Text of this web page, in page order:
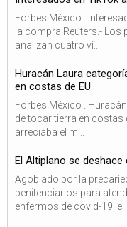
Forbes México .
la compra Reuters.-
analizan cuatro ví...
Huracán Laura
en costas de EU
Forbes México .
de tocar tierra en costas
arreciaba el m...
El Altiplano se
Agobiado por la
penitenciarios para
enfermos de covid-19, el